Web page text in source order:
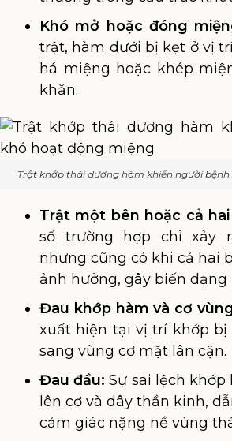
Khó mở hoặc đóng
trật, hàm dưới bị kẹt ở vị
há miệng hoặc khép
khăn.
Trật khớp thái dương hàm khiến người
Trật một bên hoặc cả
số trường hợp chỉ xảy
nhưng cũng có khi cả hai
ảnh hưởng, gây biến dạng
Đau khớp hàm và cơ
xuất hiện tại vị trí khớp bị
sang vùng cơ mặt lân cận.
Đau đầu: Sự sai lệch
lên cơ và dây thần kinh,
cảm giác nặng nề vùng